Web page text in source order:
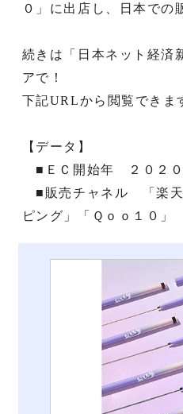
０」に出店し、日本での
続きは「日本ネット経済
アで！
下記URLから閲覧できま
【データ】
■ＥＣ開始年 ２０２
■販売チャネル 「楽天
ピング」「Ｑｏｏ１０」